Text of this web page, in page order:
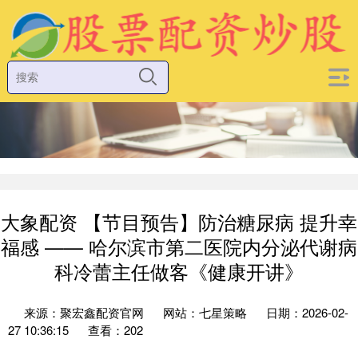
大象配资 【节目预告】防治糖尿病 提升幸
福感 —— 哈尔滨市第二医院内分泌代谢病
科冷蕾主任做客《健康开讲》
来源：聚宏鑫配资官网 网站：七星策略
日期：2026-02-
27 10:36:15
查看：202